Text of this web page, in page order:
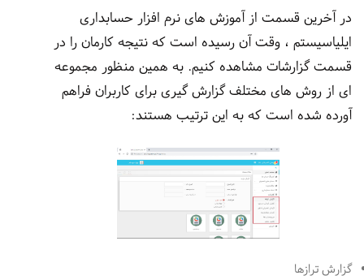
در آخرین قسمت از آموزش های نرم افزار حسابداری
ایلیاسیستم ، وقت آن رسیده است که نتیجه کارمان را در
قسمت گزارشات مشاهده کنیم. به همین منظور مجموعه
ای از روش های مختلف گزارش گیری برای کاربران فراهم
آورده شده است که به این ترتیب هستند:
گزارش ترازها